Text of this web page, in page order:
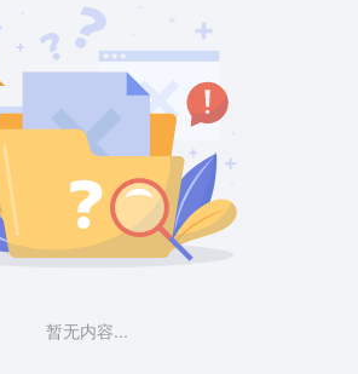
暂无内容...